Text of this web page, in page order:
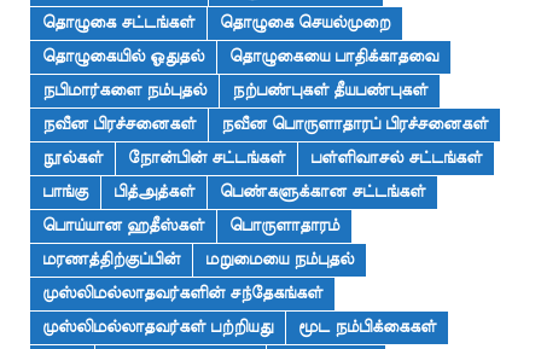
தொழுகை சட்டங்கள்
தொழுகை செயல்முறை
தொழுகையில் ஓதுதல்
தொழுகையை பாதிக்காதவை
நபிமார்களை நம்புதல்
நற்பண்புகள் தீயபண்புகள்
நவீன பிரச்சனைகள்
நவீன பொருளாதாரப் பிரச்சனைகள்
நூல்கள்
நோன்பின் சட்டங்கள்
பள்ளிவாசல் சட்டங்கள்
பாங்கு
பித்அத்கள்
பெண்களுக்கான சட்டங்கள்
பொய்யான ஹதீஸ்கள்
பொருளாதாரம்
மரணத்திற்குப்பின்
மறுமையை நம்புதல்
முஸ்லிமல்லாதவர்களின் சந்தேகங்கள்
முஸ்லிமல்லாதவர்கள் பற்றியது
மூட நம்பிக்கைகள்